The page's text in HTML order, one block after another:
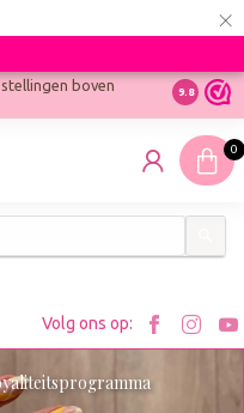
×
boven
Ontdek
9.8
0
Volg ons op:
Bezoek